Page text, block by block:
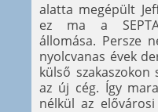
alatta megépült
ez ma a
állomása. Persze
nyolcvanas évek
külső
az új cég. Így
nélkül az